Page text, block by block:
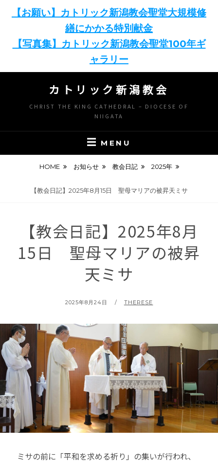
【お願い】カトリック新潟教会聖堂大規模修
繕にかかる特別献金
【写真集】カトリック新潟教会聖堂100年ギ
ャラリー
content
カトリック新潟教会
CHRIST THE KING CATHEDRAL – DIOCESE OF
NIIGATA
MENU
HOME お知らせ 教会日記 2025年
【教会日記】2025年8月15日 聖母マリアの被昇天ミサ
【教会日記】2025年8月
15日 聖母マリアの被昇
天ミサ
POSTED
2025年8月24日 BY
THERESE
ミサの前に「平和を求める祈り」の集いが行われ、